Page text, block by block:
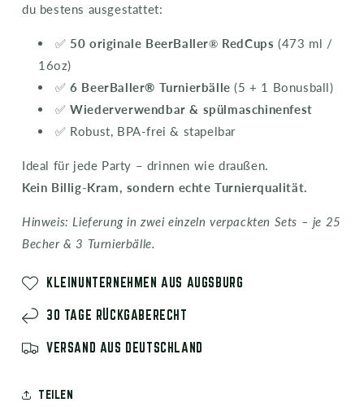
du bestens ausgestattet:
✅ 50 originale BeerBaller® RedCups (473 ml /
16oz)
✅6 BeerBaller® Turnierbälle(5 + 1 Bonusball)
✅Wiederverwendbar & spülmaschinenfest
✅ Robust, BPA-frei & stapelbar
Ideal für jede Party – drinnen wie draußen.
Kein Billig-Kram, sondern echte Turnierqualität.
Hinweis: Lieferung in zwei einzeln verpackten Sets – je 25
Becher & 3 Turnierbälle.
KLEINUNTERNEHMEN AUS AUGSBURG
30 TAGE RÜCKGABERECHT
VERSAND AUS DEUTSCHLAND
TEILEN